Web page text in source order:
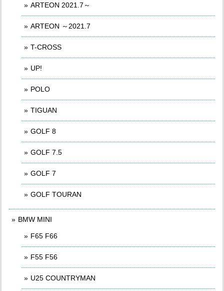
ARTEON 2021.7～
ARTEON ～2021.7
T-CROSS
UP!
POLO
TIGUAN
GOLF 8
GOLF 7.5
GOLF 7
GOLF TOURAN
BMW MINI
F65 F66
F55 F56
U25 COUNTRYMAN